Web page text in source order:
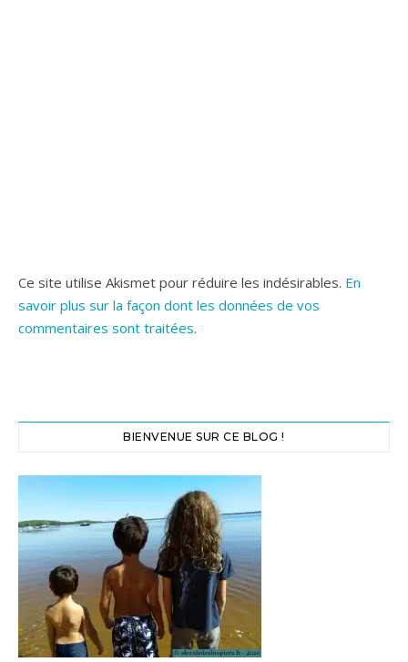
Ce site utilise Akismet pour réduire les indésirables. En
savoir plus sur la façon dont les données de vos
commentaires sont traitées.
BIENVENUE SUR CE BLOG !